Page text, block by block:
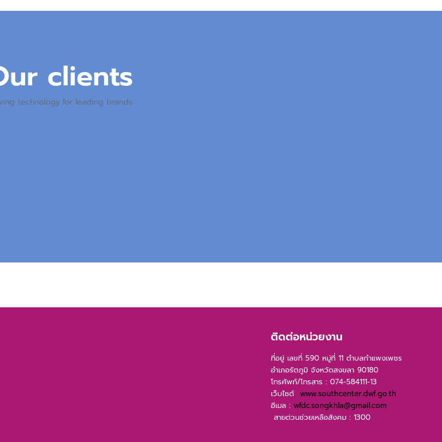
clients
technology for leading brands
ติดต่อหน่วยงาน
ที่อยู่ เลขที่ 590 หมู่ที่ 11 ตำบลกำแพงเพชร
อำเภอรัตภูมิ จังหวัดสงขลา 90180
โทรศัพท์/โทรสาร : 074-584111-13
เว็บไซต์ www.southcenter.dwf.go.th
อีเมล : wfdc.songkhla@gmail.com
สายด่วนช่วยเหลือสังคม : 1300